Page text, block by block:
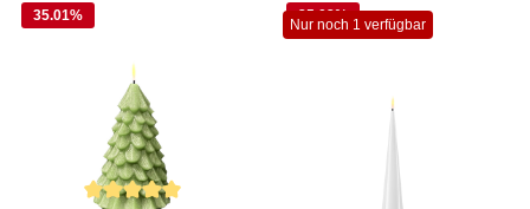
35.01%
Nur noch 1 verfügbar
35.02%